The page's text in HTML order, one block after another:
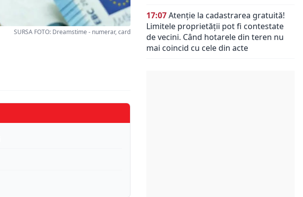
SURSA FOTO: Dreamstime - numerar, card
17:07Atenție la cadastrarea gratuită!
Limitele proprietății pot fi contestate
de vecini. Când hotarele din teren nu
mai coincid cu cele din acte